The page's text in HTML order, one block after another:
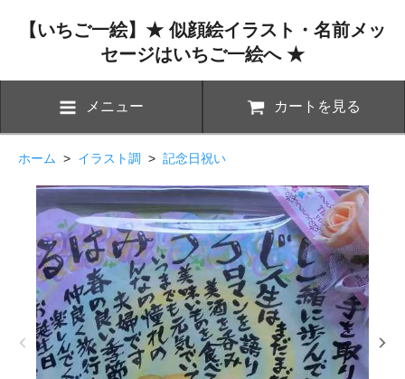
【いちご一絵】★ 似顔絵イラスト・名前メッ
セージはいちご一絵へ ★
メニュー カートを見る
ホーム > イラスト調 > 記念日祝い